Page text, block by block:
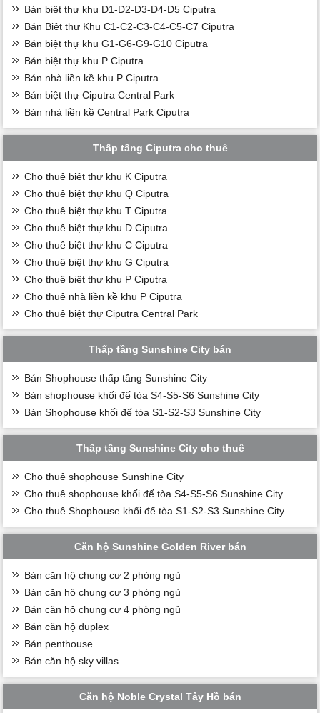
Bán biệt thự khu D1-D2-D3-D4-D5 Ciputra
Bán Biệt thự Khu C1-C2-C3-C4-C5-C7 Ciputra
Bán biệt thự khu G1-G6-G9-G10 Ciputra
Bán biệt thự khu P Ciputra
Bán nhà liền kề khu P Ciputra
Bán biệt thự Ciputra Central Park
Bán nhà liền kề Central Park Ciputra
Thấp tầng Ciputra cho thuê
Cho thuê biệt thự khu K Ciputra
Cho thuê biệt thự khu Q Ciputra
Cho thuê biệt thự khu T Ciputra
Cho thuê biệt thự khu D Ciputra
Cho thuê biệt thự khu C Ciputra
Cho thuê biệt thự khu G Ciputra
Cho thuê biệt thự khu P Ciputra
Cho thuê nhà liền kề khu P Ciputra
Cho thuê biệt thự Ciputra Central Park
Thấp tầng Sunshine City bán
Bán Shophouse thấp tầng Sunshine City
Bán shophouse khối đế tòa S4-S5-S6 Sunshine City
Bán Shophouse khối đế tòa S1-S2-S3 Sunshine City
Thấp tầng Sunshine City cho thuê
Cho thuê shophouse Sunshine City
Cho thuê shophouse khối đế tòa S4-S5-S6 Sunshine City
Cho thuê Shophouse khối đế tòa S1-S2-S3 Sunshine City
Căn hộ Sunshine Golden River bán
Bán căn hộ chung cư 2 phòng ngủ
Bán căn hộ chung cư 3 phòng ngủ
Bán căn hộ chung cư 4 phòng ngủ
Bán căn hộ duplex
Bán penthouse
Bán căn hộ sky villas
Căn hộ Noble Crystal Tây Hồ bán